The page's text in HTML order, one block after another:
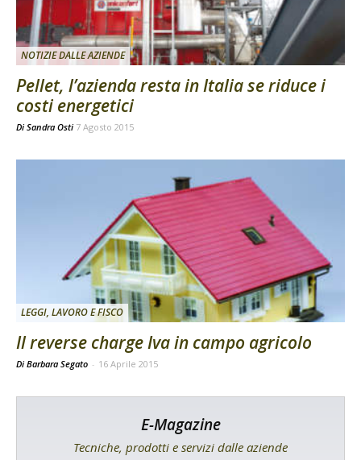
NOTIZIE DALLE AZIENDE
Pellet, l’azienda resta in Italia se riduce i
costi energetici
Di Sandra Osti 7 Agosto 2015
LEGGI, LAVORO E FISCO
Il reverse charge Iva in campo agricolo
Di Barbara Segato - 16 Aprile 2015
E-Magazine
Tecniche, prodotti e servizi dalle aziende